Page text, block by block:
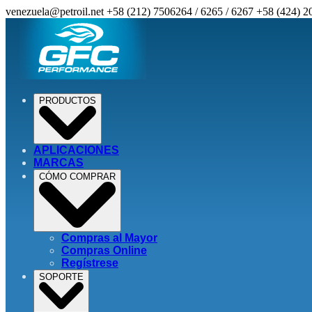
venezuela@petroil.net +58 (212) 7506264 / 6265 / 6267 +58 (424)
PRODUCTOS
APLICACIONES
MARCAS
CÓMO COMPRAR
Compras al Mayor
Compras Online
Regístrese
SOPORTE